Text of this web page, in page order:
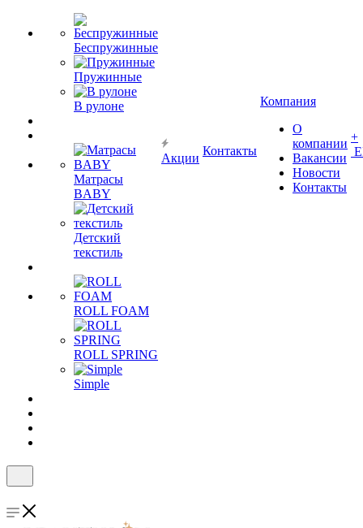
Беспружинные
Пружинные
В рулоне
Матрасы
BABY
Детский
текстиль
ROLL FOAM
ROLL SPRING
Simple
Акции
Контакты
Компания
О
компании
Вакансии
Новости
Контакты
+